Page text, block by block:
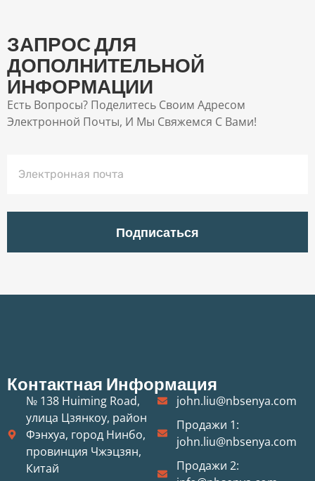
ЗАПРОС ДЛЯ
ДОПОЛНИТЕЛЬНОЙ
ИНФОРМАЦИИ
Есть Вопросы? Поделитесь Своим Адресом
Электронной Почты, И Мы Свяжемся С Вами!
Подписаться
Контактная Информация
№ 138 Huiming Road,
улица Цзянкоу, район
Фэнхуа, город Нинбо,
провинция Чжэцзян,
Китай
john.liu@nbsenya.com
Продажи 1:
john.liu@nbsenya.com
Продажи 2: